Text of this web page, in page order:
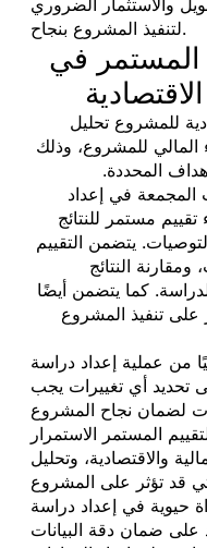
لتنفيذ المشروع بنجاح.
المستمر في
للمشروع تحليل
المالي للمشروع، وذلك
المحددة.
المجمعة في إعداد
مستمر للنتائج
يتضمن التقييم
ومقارنة النتائج
كما يتضمن أيضًا
على تنفيذ المشروع
من عملية إعداد دراسة
تحديد أي تغييرات يجب
لضمان نجاح المشروع
المستمر الاستمرار
والاقتصادية، وتحليل
حيوية في إعداد دراسة
على ضمان دقة البيانات